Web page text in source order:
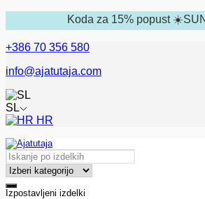
Koda za 15% popust
+386 70 356 580
info@ajatutaja.com
SL
HR
Izpostavljeni izdelki